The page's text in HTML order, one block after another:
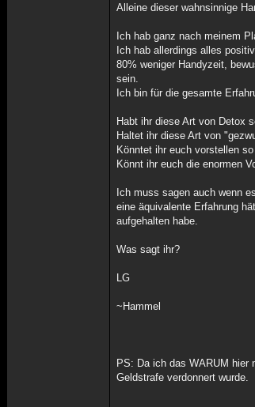
Alleine dieser wahnsinnige
Ich hab ganz nach meinem
Ich hab allerdings alles
80% weniger Handyzeit,
sein.
Ich bin für die gesamte
Habt ihr diese Art von Detox
Haltet ihr diese Art von
Könntet ihr euch vorstellen
Könnt ihr euch die enormen
Ich muss sagen auch wenn
eine äquivalente Erfahrung
aufgehalten habe.
Was sagt ihr?
LG
~Hammel
PS: Da ich das WARUM hier
Geldstrafe verdonnert wurde.